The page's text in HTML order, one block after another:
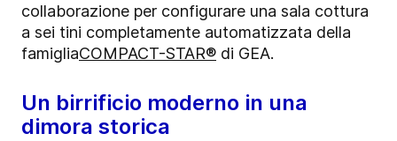
collaborazione per configurare una sala cottura
a sei tini completamente automatizzata della
famigliaCOMPACT-STAR® di GEA.
Un birrificio moderno in una
dimora storica